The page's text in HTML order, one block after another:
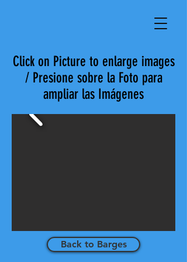
Click on Picture to enlarge images
/ Presione sobre la Foto para
ampliar las Imágenes
Back to Barges